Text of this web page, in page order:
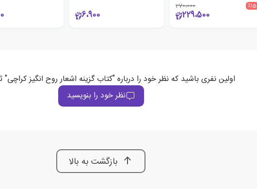
٪15 270،000
229،500 6،900
اولین نفری باشید که نظر خود را درباره "کتاب گزینه اشعار روح انگیز
نظر خود را بنویسید
بازگشت به بالا